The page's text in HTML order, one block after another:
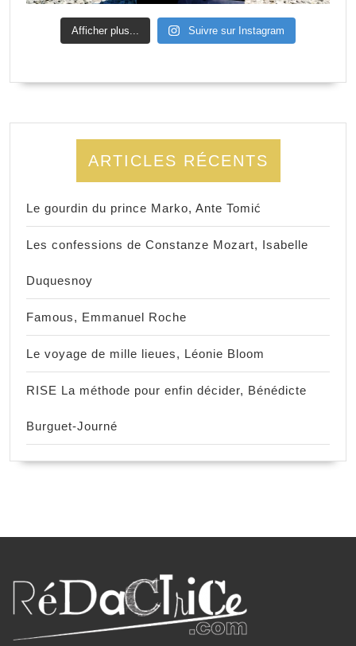
Afficher plus... Suivre sur Instagram
ARTICLES RÉCENTS
Le gourdin du prince Marko, Ante Tomić
Les confessions de Constanze Mozart, Isabelle
Duquesnoy
Famous, Emmanuel Roche
Le voyage de mille lieues, Léonie Bloom
RISE La méthode pour enfin décider, Bénédicte
Burguet-Journé